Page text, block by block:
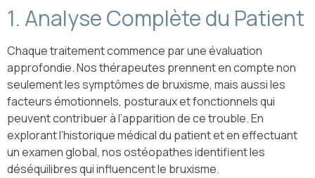
1. Analyse Complète du Patient
Chaque traitement commence par une évaluation
approfondie. Nos thérapeutes prennent en compte non
seulement les symptômes de bruxisme, mais aussi les
facteurs émotionnels, posturaux et fonctionnels qui
peuvent contribuer à l’apparition de ce trouble. En
explorant l’historique médical du patient et en effectuant
un examen global, nos ostéopathes identifient les
déséquilibres qui influencent le bruxisme.